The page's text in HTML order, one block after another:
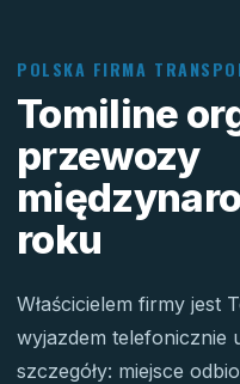
POLSKA FIRMA
Tomiline
przewozy
roku
Właścicielem firmy jest
wyjazdem telefonicznie
szczegóły: miejsce